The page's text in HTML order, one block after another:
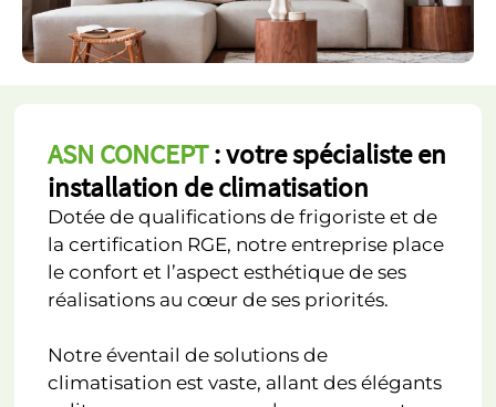
ASN CONCEPT: votre spécialiste en
installation de climatisation
Dotée de qualifications de frigoriste et de
la certification RGE, notre entreprise place
le confort et l’aspect esthétique de ses
réalisations au cœur de ses priorités.
Notre éventail de solutions de
climatisation est vaste, allant des élégants